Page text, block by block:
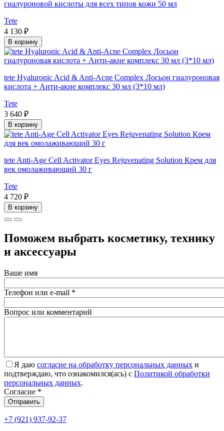
гиалуроновой кислоты для всех типов кожи 50 мл
Tete
4 130 ₽
В корзину
tete Hyaluronic Acid & Anti-Acne Complex Лосьон гиалуроновая
кислота + Анти-акне комплекс 30 мл (3*10 мл)
Tete
3 640 ₽
В корзину
tete Anti-Age Cell Activator Eyes Rejuvenating Solution Крем для
век омолаживающий 30 г
Tete
4 720 ₽
В корзину
Поможем выбрать косметику, технику
и аксессуары
Ваше имя
Телефон или e-mail *
Вопрос или комментарий
Я даю согласие на обработку персональных данных и
подтверждаю, что ознакомился(ась) с Политикой обработки
персональных данных.
Согласие *
Отправить
+7 (921) 937-92-37